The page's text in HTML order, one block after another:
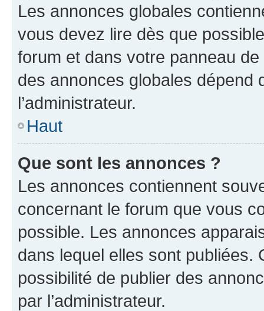
Les annonces globales
vous devez lire dès que
forum et dans votre panneau
des annonces globales dépend
l’administrateur.
Haut
Que sont les annonces ?
Les annonces contiennent
concernant le forum que vous
possible. Les annonces
dans lequel elles sont publiées.
possibilité de publier des
par l’administrateur.